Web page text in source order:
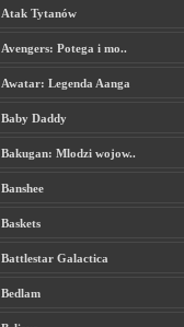
Atak Tytanów
Avengers: Potega i mo..
Awatar: Legenda Aanga
Baby Daddy
Bakugan: Mlodzi wojow..
Banshee
Baskets
Battlestar Galactica
Bedlam